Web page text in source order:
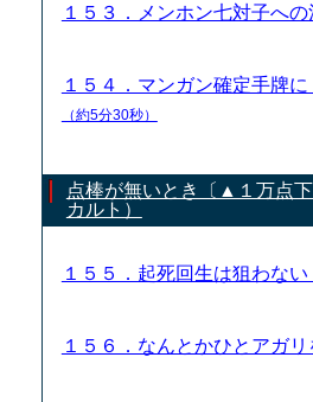
１５３．メンホン七対子へ
１５４．マンガン確定手牌
（約5分30秒）
点棒が無いとき〔▲１万点
カルト）
１５５．起死回生は狙わな
１５６．なんとかひとアガ